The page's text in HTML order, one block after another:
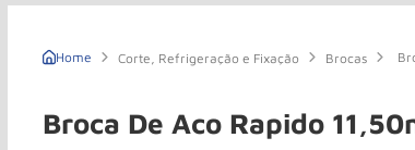
Corte, Refrigeração e Fixação Brocas
Broca De Aco Rapido